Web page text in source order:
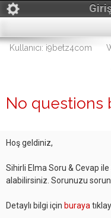
Kullanıcı: i9betz4com
No questions
Hoş geldiniz,
Sihirli Elma Soru & Cevap ile
alabilirsiniz. Sorunuzu sorun
Detaylı bilgi için buraya